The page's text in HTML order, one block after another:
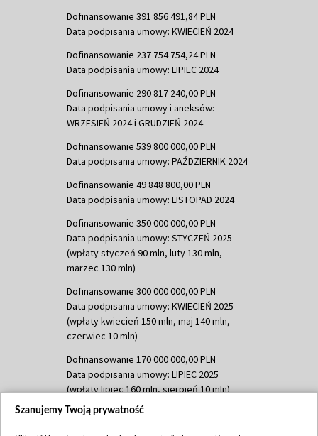
Dofinansowanie 391 856 491,84 PLN
Data podpisania umowy: KWIECIEŃ 2024
Dofinansowanie 237 754 754,24 PLN
Data podpisania umowy: LIPIEC 2024
Dofinansowanie 290 817 240,00 PLN
Data podpisania umowy i aneksów:
WRZESIEŃ 2024 i GRUDZIEŃ 2024
Dofinansowanie 539 800 000,00 PLN
Data podpisania umowy: PAŹDZIERNIK 2024
Dofinansowanie 49 848 800,00 PLN
Data podpisania umowy: LISTOPAD 2024
Dofinansowanie 350 000 000,00 PLN
Data podpisania umowy: STYCZEŃ 2025
(wpłaty styczeń 90 mln, luty 130 mln,
marzec 130 mln)
Dofinansowanie 300 000 000,00 PLN
Data podpisania umowy: KWIECIEŃ 2025
(wpłaty kwiecień 150 mln, maj 140 mln,
czerwiec 10 mln)
Dofinansowanie 170 000 000,00 PLN
Data podpisania umowy: LIPIEC 2025
(wpłaty lipiec 160 mln, sierpień 10 mln)
Dofinansowanie 60 000 000,00 PLN
Szanujemy Twoją prywatność